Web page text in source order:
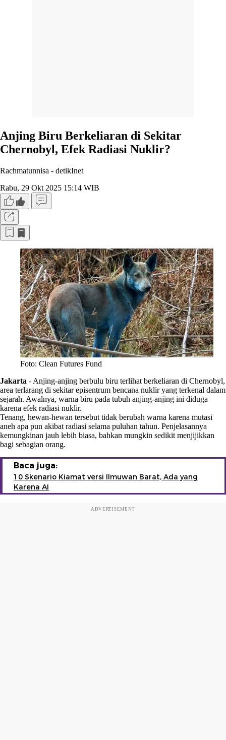
Anjing Biru Berkeliaran di Sekitar
Chernobyl, Efek Radiasi Nuklir?
Rachmatunnisa - detikInet
Rabu, 29 Okt 2025 15:14 WIB
Foto: Clean Futures Fund
Jakarta - Anjing-anjing berbulu biru terlihat berkeliaran di Chernobyl,
area terlarang di sekitar episentrum bencana nuklir yang terkenal dalam
sejarah. Awalnya, warna biru pada tubuh anjing-anjing ini diduga
karena efek radiasi nuklir.
Tenang, hewan-hewan tersebut tidak berubah warna karena mutasi
aneh apa pun akibat radiasi selama puluhan tahun. Penjelasannya
kemungkinan jauh lebih biasa, bahkan mungkin sedikit menjijikkan
bagi sebagian orang.
Baca juga:
10 Skenario Kiamat versi Ilmuwan Barat, Ada yang
Karena AI
ADVERTISEMENT